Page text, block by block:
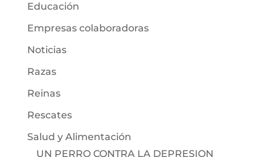
Educación
Empresas colaboradoras
Noticias
Razas
Reinas
Rescates
Salud y Alimentación
UN PERRO CONTRA LA DEPRESION